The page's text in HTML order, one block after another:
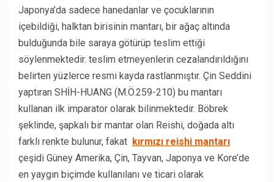
Japonya’da sadece hanedanlar ve çocuklarının
içebildiği, halktan birisinin mantarı, bir ağaç altında
bulduğunda bile saraya götürüp teslim ettiği
söylenmektedir. teslim etmeyenlerin cezalandırıldığını
belirten yüzlerce resmi kayda rastlanmıştır. Çin Seddini
yaptıran SHİH-HUANG (M.Ö.259-210) bu mantarı
kullanan ilk imparator olarak bilinmektedir. Böbrek
şeklinde, şapkalı bir mantar olan Reishi, doğada altı
farklı renkte bulunur, fakat kırmızı reishi mantarı
çeşidi Güney Amerika, Çin, Tayvan, Japonya ve Kore’de
en yaygın biçimde kullanılanı ve ticari olarak